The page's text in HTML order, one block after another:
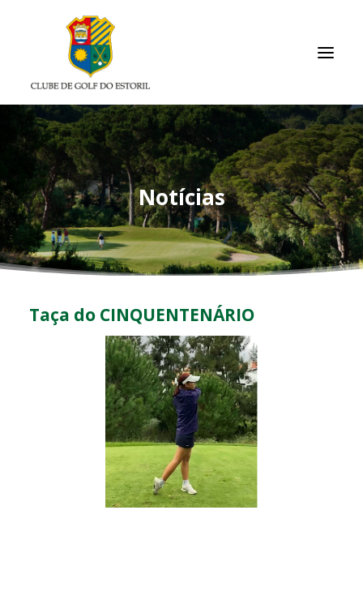
INÍCIO
O CLUBE
ASSOCIADOS / RESULTADOS
TORNEIOS
ACADEMIA
LINKS ÚTEIS
Notícias
Taça do CINQUENTENÁRIO